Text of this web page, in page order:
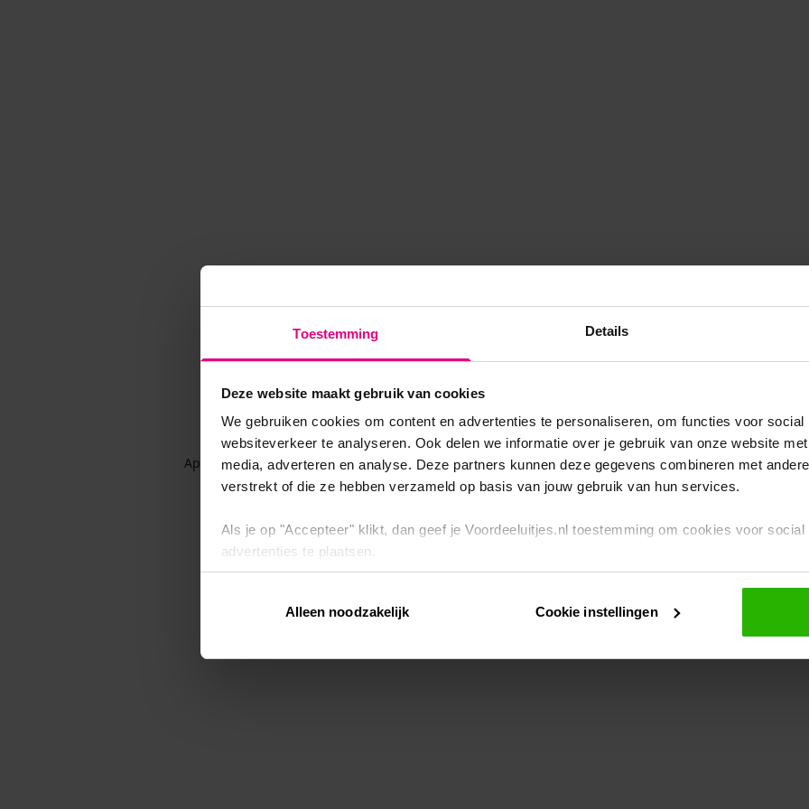
Toestemming Details
Deze website maakt gebruik van cookies
We gebruiken cookies om content en advertenties te personaliseren, om functies voor
websiteverkeer te analyseren. Ook delen we informatie over je gebruik van onze website
media, adverteren en analyse. Deze partners kunnen deze gegevens combineren met
verstrekt of die ze hebben verzameld op basis van jouw gebruik van hun services.
Als je op "Accepteer" klikt, dan geef je Voordeeluitjes.nl toestemming om cookies voor
advertenties te plaatsen.
Via "Cookie instellingen" kun je ook zelf instellen welke cookies worden geplaatst. Je kunt je
intrekken op onscookiebeleid.
Alleen noodzakelijk Cookie instellingen
Application error: a client-side exception has occurred while loadingwww.voordeeluitjes.nl (see the